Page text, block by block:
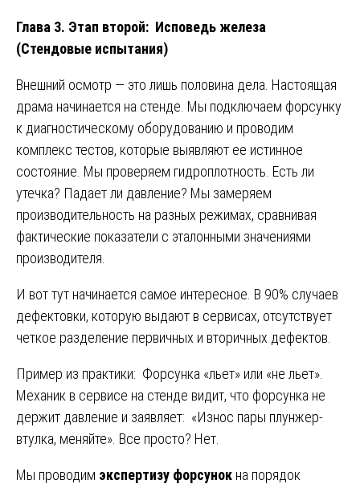
Глава 3. Этап второй: Исповедь железа
(Стендовые испытания)
Внешний осмотр — это лишь половина дела. Настоящая
драма начинается на стенде. Мы подключаем форсунку
к диагностическому оборудованию и проводим
комплекс тестов, которые выявляют ее истинное
состояние. Мы проверяем гидроплотность. Есть ли
утечка? Падает ли давление? Мы замеряем
производительность на разных режимах, сравнивая
фактические показатели с эталонными значениями
производителя.
И вот тут начинается самое интересное. В 90% случаев
дефектовки, которую выдают в сервисах, отсутствует
четкое разделение первичных и вторичных дефектов.
Пример из практики: Форсунка «льет» или «не льет».
Механик в сервисе на стенде видит, что форсунка не
держит давление и заявляет: «Износ пары плунжер-
втулка, меняйте». Все просто? Нет.
Мы проводим экспертизу форсунок на порядок